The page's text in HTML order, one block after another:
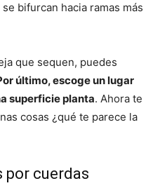
bifurcan hacia ramas más
que sequen, puedes
último, escoge un lugar
superficie planta. Ahora te
cosas ¿qué te parece la
por cuerdas